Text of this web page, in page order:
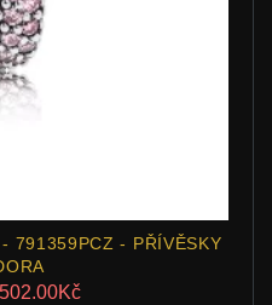
791359PCZ - PŘÍVĚSKY |
502.00Kč